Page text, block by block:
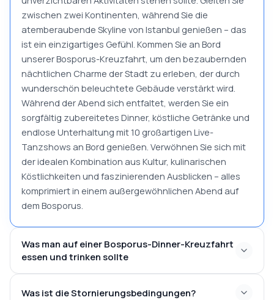
zwischen zwei Kontinenten, während Sie die
atemberaubende Skyline von Istanbul genießen – das
ist ein einzigartiges Gefühl. Kommen Sie an Bord
unserer Bosporus-Kreuzfahrt, um den bezaubernden
nächtlichen Charme der Stadt zu erleben, der durch
wunderschön beleuchtete Gebäude verstärkt wird.
Während der Abend sich entfaltet, werden Sie ein
sorgfältig zubereitetes Dinner, köstliche Getränke und
endlose Unterhaltung mit 10 großartigen Live-
Tanzshows an Bord genießen. Verwöhnen Sie sich mit
der idealen Kombination aus Kultur, kulinarischen
Köstlichkeiten und faszinierenden Ausblicken – alles
komprimiert in einem außergewöhnlichen Abend auf
dem Bosporus.
Was man auf einer Bosporus-Dinner-Kreuzfahrt
essen und trinken sollte
Was ist die Stornierungsbedingungen?